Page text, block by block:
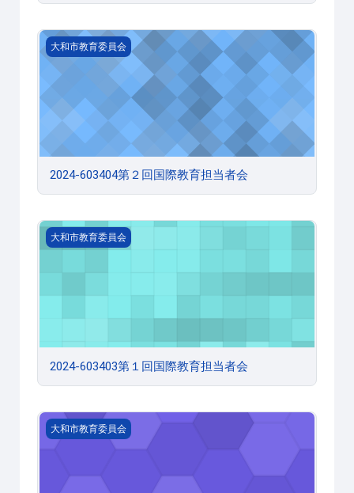
2024-603404第２回国際教育担当者会
大和市教育委員会
2024-603404第２回国際教育担当者会
2024-603403第１回国際教育担当者会
大和市教育委員会
2024-603403第１回国際教育担当者会
2024-603102 人格的資質向上研修講座【人権（国際）】
大和市教育委員会